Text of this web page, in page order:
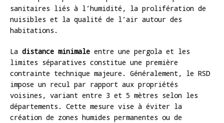
sanitaires liés à l’humidité, la prolifération de
nuisibles et la qualité de l’air autour des
habitations.
La distance minimale entre une pergola et les
limites séparatives constitue une première
contrainte technique majeure. Généralement, le RSD
impose un recul par rapport aux propriétés
voisines, variant entre 3 et 5 mètres selon les
départements. Cette mesure vise à éviter la
création de zones humides permanentes ou de